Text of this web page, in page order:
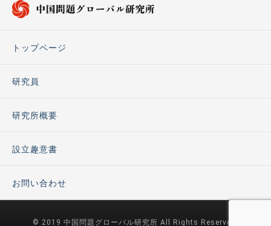
トップページ
研究員
研究所概要
設立趣意書
お問い合わせ
© 2019 中国問題グローバル研究所 All Rights Reserved.